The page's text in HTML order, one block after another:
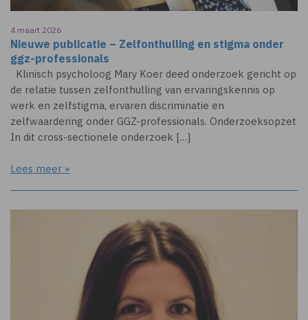
4 maart 2026
Nieuwe publicatie – Zelfonthulling en stigma onder
ggz-professionals
Klinisch psycholoog Mary Koer deed onderzoek gericht op
de relatie tussen zelfonthulling van ervaringskennis op
werk en zelfstigma, ervaren discriminatie en
zelfwaardering onder GGZ-professionals. Onderzoeksopzet
In dit cross-sectionele onderzoek […]
Lees meer »